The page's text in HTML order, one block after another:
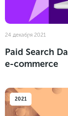
24 декабря 2021
Paid Search
e-commerce
2021